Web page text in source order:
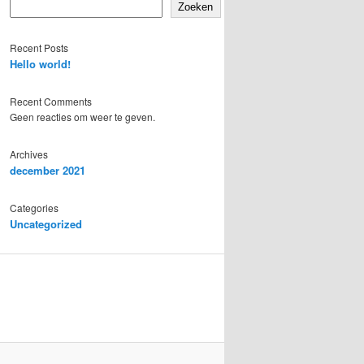
Zoeken
Recent Posts
Hello world!
Recent Comments
Geen reacties om weer te geven.
Archives
december 2021
Categories
Uncategorized